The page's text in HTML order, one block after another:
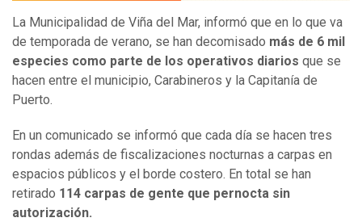
La Municipalidad de Viña del Mar, informó que en lo que va
de temporada de verano, se han decomisado más de 6 mil
especies como parte de los operativos diarios que se
hacen entre el municipio, Carabineros y la Capitanía de
Puerto.
En un comunicado se informó que cada día se hacen tres
rondas además de fiscalizaciones nocturnas a carpas en
espacios públicos y el borde costero. En total se han
retirado 114 carpas de gente que pernocta sin
autorización.